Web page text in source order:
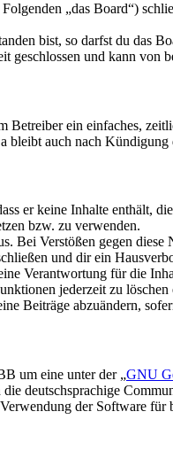
„das Board“)
bist, so darfst du das
geschlossen und kann von
Betreiber ein einfaches,
auch nach Kündigung
er keine Inhalte enthält,
bzw. zu verwenden.
Bei Verstößen gegen
und dir ein
Verantwortung für die
jederzeit zu löschen
Beiträge abzuändern,
um eine unter der „GNU
deutschsprachige
der Software